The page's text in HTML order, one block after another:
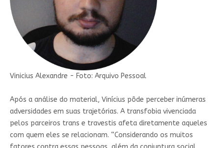
Vinicius Alexandre - Foto: Arquivo Pessoal
Após a análise do material, Vinícius pôde perceber inúmeras
adversidades em suas trajetórias. A transfobia vivenciada
pelos parceiros trans e travestis afeta diretamente aqueles
com quem eles se relacionam. “Considerando os muitos